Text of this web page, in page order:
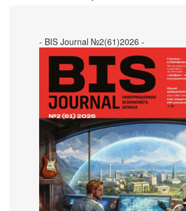
- BIS Journal №2(61)2026 -